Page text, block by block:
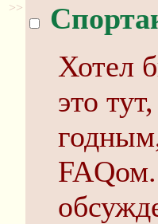
>>
Хотел
это